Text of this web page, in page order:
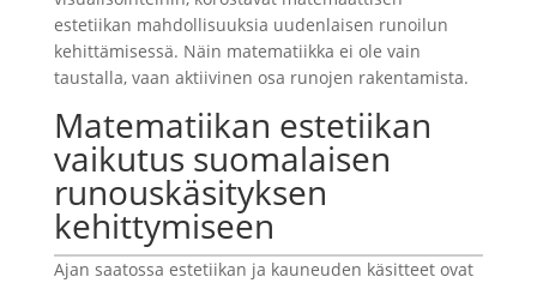
estetiikan mahdollisuuksia uudenlaisen runoilun
kehittämisessä. Näin matematiikka ei ole vain
taustalla, vaan aktiivinen osa runojen rakentamista.
Matematiikan estetiikan
vaikutus suomalaisen
runouskäsityksen
kehittymiseen
Ajan saatossa estetiikan ja kauneuden käsitteet ovat